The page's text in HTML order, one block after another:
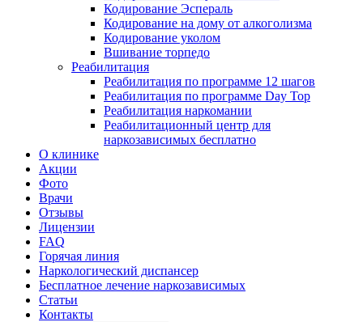
Кодирование Эспераль
Кодирование на дому от алкоголизма
Кодирование уколом
Вшивание торпедо
Реабилитация
Реабилитация по программе 12 шагов
Реабилитация по программе Day Top
Реабилитация наркомании
Реабилитационный центр для
наркозависимых бесплатно
О клинике
Акции
Фото
Врачи
Отзывы
Лицензии
FAQ
Горячая линия
Наркологический диспансер
Бесплатное лечение наркозависимых
Статьи
Контакты